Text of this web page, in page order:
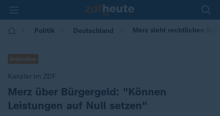
Politik Deutschland Merz sieht rechtlichen
Interview
Kanzler im ZDF
:Merz über Bürgergeld: "Können
Leistungen auf Null setzen"